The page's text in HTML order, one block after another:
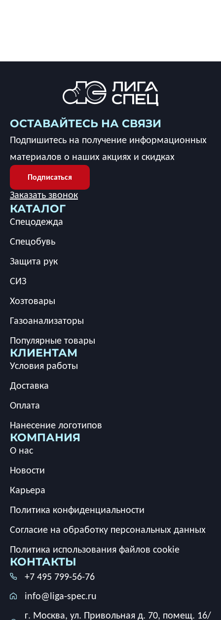
КАТАЛОГ
Спецодежда
Спецобувь
Защита рук
СИЗ
Хозтовары
Газоанализаторы
Популярные товары
КЛИЕНТАМ
Условия работы
Доставка
Оплата
Нанесение логотипов
КОМПАНИЯ
О нас
Новости
Карьера
Политика конфиденциальности
Согласие на обработку персональных данных
Политика использования файлов cookie
КОНТАКТЫ
+7 495 799-56-76
info@liga-spec.ru
г. Москва, ул. Привольная д. 70, помещ. 16/
ОСТАВАЙТЕСЬ НА СВЯЗИ
Подпишитесь на получение информационных
материалов о наших акциях и скидках
Подписаться
Заказать звонок